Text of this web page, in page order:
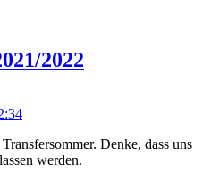
2022
Denke, dass uns
werden.